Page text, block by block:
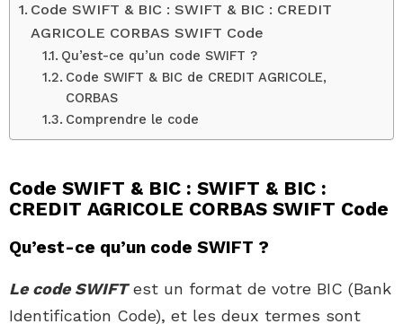
Code SWIFT & BIC : SWIFT & BIC : CREDIT
AGRICOLE CORBAS SWIFT Code
Qu’est-ce qu’un code SWIFT ?
Code SWIFT & BIC de CREDIT AGRICOLE,
CORBAS
Comprendre le code
Code SWIFT & BIC : SWIFT & BIC :
CREDIT AGRICOLE CORBAS SWIFT Code
Qu’est-ce qu’un code SWIFT ?
Le code SWIFTest un format de votre BIC (Bank
Identification Code), et les deux termes sont